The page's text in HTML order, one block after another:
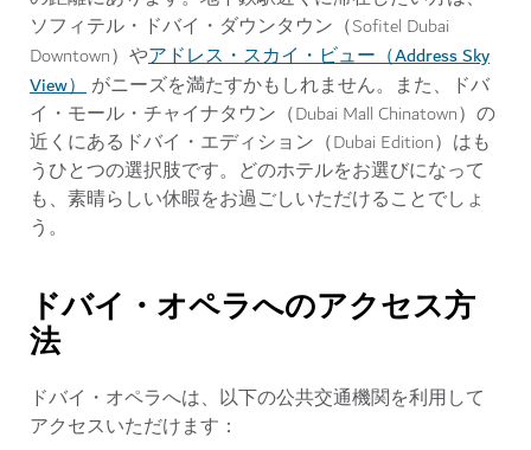
ソフィテル・ドバイ・ダウンタウン（Sofitel Dubai
Downtown）やアドレス・スカイ・ビュー（Address Sky
View）がニーズを満たすかもしれません。また、ドバ
イ・モール・チャイナタウン（Dubai Mall Chinatown）の
近くにあるドバイ・エディション（Dubai Edition）はも
うひとつの選択肢です。どのホテルをお選びになって
も、素晴らしい休暇をお過ごしいただけることでしょ
う。
ドバイ・オペラへのアクセス方
法
ドバイ・オペラへは、以下の公共交通機関を利用して
アクセスいただけます：